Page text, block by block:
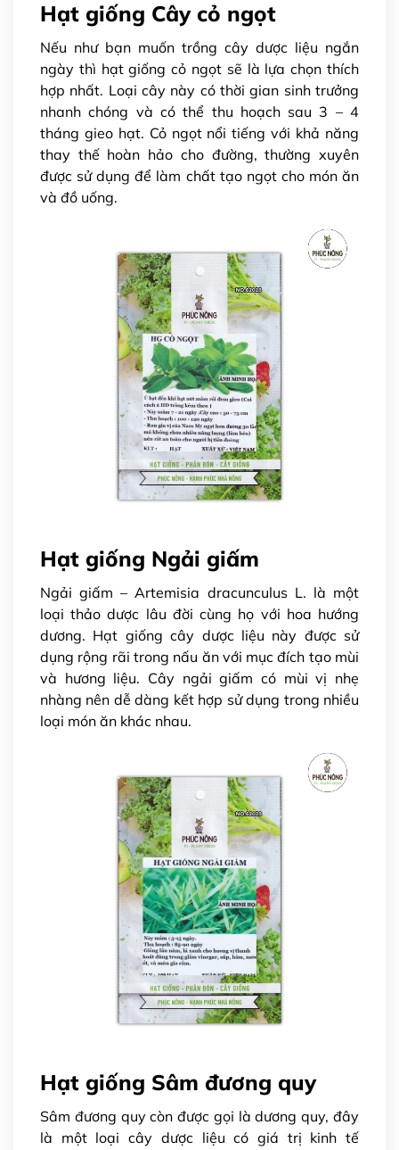
Hạt giống Cây cỏ ngọt
Nếu như bạn muốn trồng cây dược liệu ngắn
ngày thì hạt giống cỏ ngọt sẽ là lựa chọn thích
hợp nhất. Loại cây này có thời gian sinh trưởng
nhanh chóng và có thể thu hoạch sau 3 – 4
tháng gieo hạt. Cỏ ngọt nổi tiếng với khả năng
thay thế hoàn hảo cho đường, thường xuyên
được sử dụng để làm chất tạo ngọt cho món ăn
và đồ uống.
Hạt giống Ngải giấm
Ngải giấm – Artemisia dracunculus L. là một
loại thảo dược lâu đời cùng họ với hoa hướng
dương. Hạt giống cây dược liệu này được sử
dụng rộng rãi trong nấu ăn với mục đích tạo mùi
và hương liệu. Cây ngải giấm có mùi vị nhẹ
nhàng nên dễ dàng kết hợp sử dụng trong nhiều
loại món ăn khác nhau.
Hạt giống Sâm đương quy
Sâm đương quy còn được gọi là dương quy, đây
là một loạicây dược liệu có giá trị kinh tế